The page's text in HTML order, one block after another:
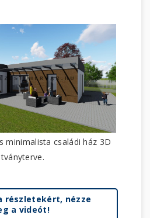
minimalista családi ház 3D
részletekért, nézze
a videót!